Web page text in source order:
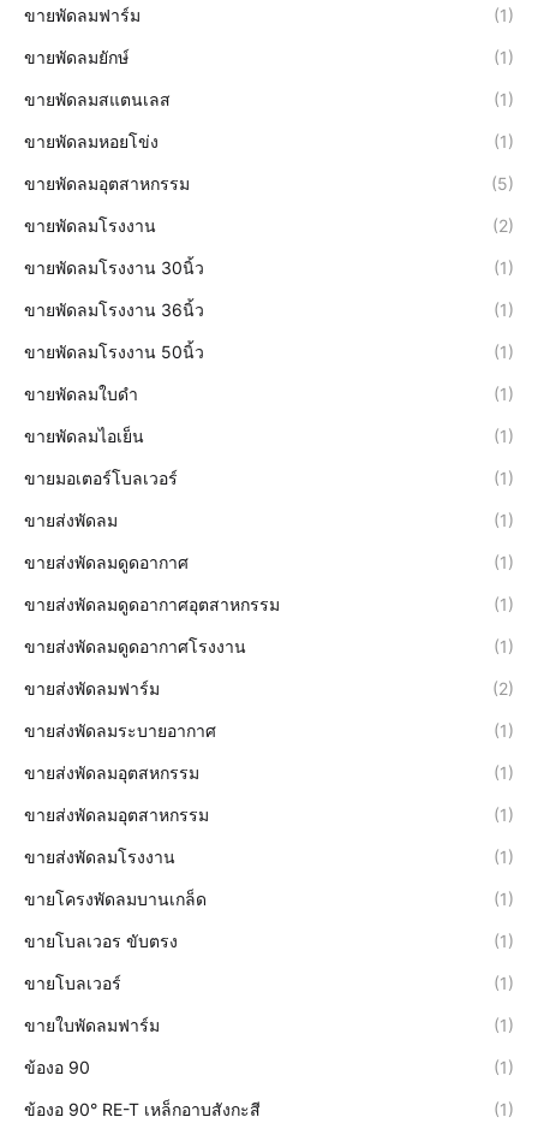
ขายพัดลมฟาร์ม (1)
ขายพัดลมยักษ์ (1)
ขายพัดลมสแตนเลส (1)
ขายพัดลมหอยโข่ง (1)
ขายพัดลมอุตสาหกรรม (5)
ขายพัดลมโรงงาน (2)
ขายพัดลมโรงงาน 30นิ้ว (1)
ขายพัดลมโรงงาน 36นิ้ว (1)
ขายพัดลมโรงงาน 50นิ้ว (1)
ขายพัดลมใบดำ (1)
ขายพัดลมไอเย็น (1)
ขายมอเตอร์โบลเวอร์ (1)
ขายส่งพัดลม (1)
ขายส่งพัดลมดูดอากาศ (1)
ขายส่งพัดลมดูดอากาศอุตสาหกรรม (1)
ขายส่งพัดลมดูดอากาศโรงงาน (1)
ขายส่งพัดลมฟาร์ม (2)
ขายส่งพัดลมระบายอากาศ (1)
ขายส่งพัดลมอุตสหกรรม (1)
ขายส่งพัดลมอุตสาหกรรม (1)
ขายส่งพัดลมโรงงาน (1)
ขายโครงพัดลมบานเกล็ด (1)
ขายโบลเวอร ขับตรง (1)
ขายโบลเวอร์ (1)
ขายใบพัดลมฟาร์ม (1)
ข้องอ 90 (1)
ข้องอ 90° RE-T เหล็กอาบสังกะสี (1)